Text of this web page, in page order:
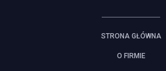
STRONA GŁÓWNA
O FIRMIE